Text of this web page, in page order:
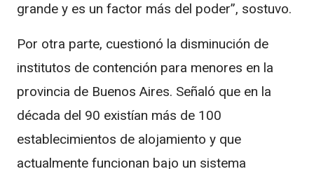
grande y es un factor más del poder”, sostuvo.
Por otra parte, cuestionó la disminución de
institutos de contención para menores en la
provincia de Buenos Aires. Señaló que en la
década del 90 existían más de 100
establecimientos de alojamiento y que
actualmente funcionan bajo un sistema